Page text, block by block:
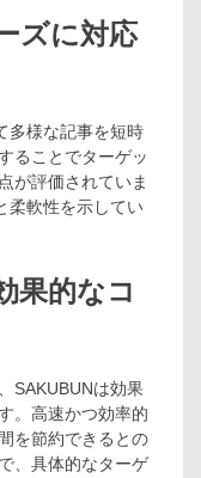
ズに対応
多様な記事を短時
ることでターゲッ
が評価されていま
柔軟性を示してい
果的なコ
SAKUBUNは効果
。高速かつ効率的
を節約できるとの
、具体的なターゲ